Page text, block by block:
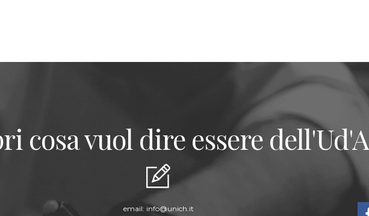
cosa vuol dire essere dell'Ud'A
email: info@unich.it